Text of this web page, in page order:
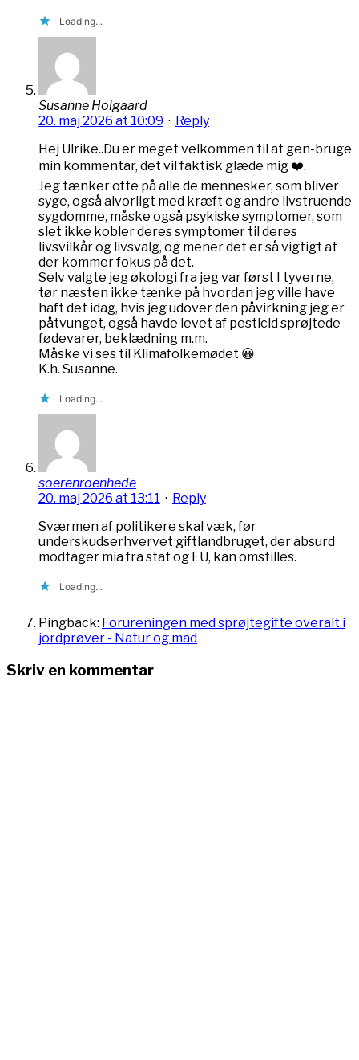
Loading...
Susanne Holgaard
20. maj 2026 at 10:09 · Reply
Hej Ulrike..Du er meget velkommen til at gen-bruge
min kommentar, det vil faktisk glæde mig ❤️.
Jeg tænker ofte på alle de mennesker, som bliver
syge, også alvorligt med kræft og andre livstruende
sygdomme, måske også psykiske symptomer, som
slet ikke kobler deres symptomer til deres
livsvilkår og livsvalg, og mener det er så vigtigt at
der kommer fokus på det.
Selv valgte jeg økologi fra jeg var først I tyverne,
tør næsten ikke tænke på hvordan jeg ville have
haft det idag, hvis jeg udover den påvirkning jeg er
påtvunget, også havde levet af pesticid sprøjtede
fødevarer, beklædning m.m.
Måske vi ses til Klimafolkemødet 😀
K.h. Susanne.
Loading...
soerenroenhede
20. maj 2026 at 13:11 · Reply
Sværmen af politikere skal væk, før
underskudserhvervet giftlandbruget, der absurd
modtager mia fra stat og EU, kan omstilles.
Loading...
Pingback: Forureningen med sprøjtegifte overalt i
jordprøver - Natur og mad
Skriv en kommentar